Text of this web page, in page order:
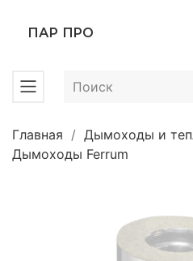
ПАР ПРО
Главная
Дымоходы и
Дымоходы Ferrum